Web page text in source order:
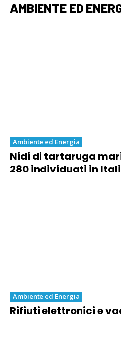
AMBIENTE ED
Ambiente ed Energia
Nidi di tartaruga
280 individuati in
Ambiente ed Energia
Rifiuti elettronici e